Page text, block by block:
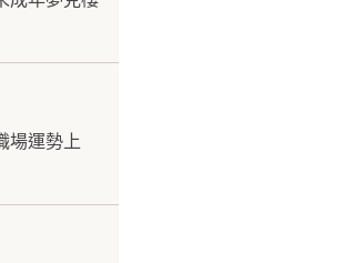
場運勢上